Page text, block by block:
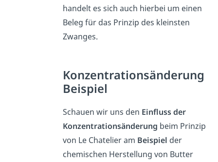
handelt es sich auch hierbei um einen
Beleg für das Prinzip des kleinsten
Zwanges.
Konzentrationsänderung
Beispiel
Schauen wir uns den Einfluss der
Konzentrationsänderung beim Prinzip
von Le Chatelier am Beispiel der
chemischen Herstellung von Butter